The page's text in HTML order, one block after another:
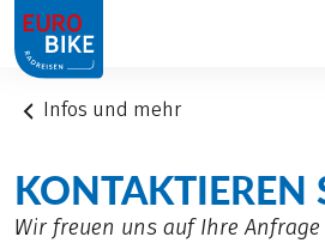
1
Infos und mehr
KONTAKTIEREN
Wir freuen uns auf Ihre Anfrage